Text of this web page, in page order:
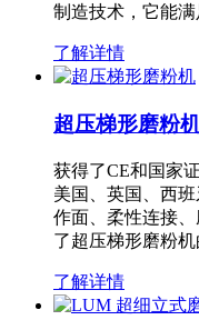
制造技术，它能
了解详情
超压梯形磨粉
获得了CE和国家
美国、英国、西
作面、柔性连接
了超压梯形磨粉
了解详情